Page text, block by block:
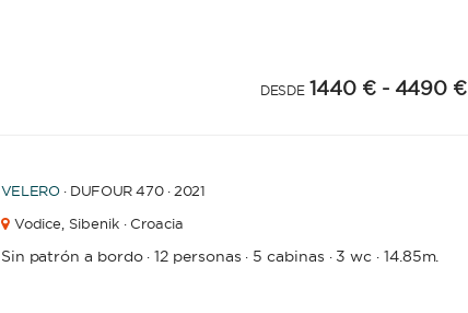
DESDE 1440 € - 4490 €
VELERO · DUFOUR 470 · 2021
Vodice, Sibenik · Croacia
Sin patrón a bordo·12 personas · 5 cabinas · 3 wc · 14.85m.